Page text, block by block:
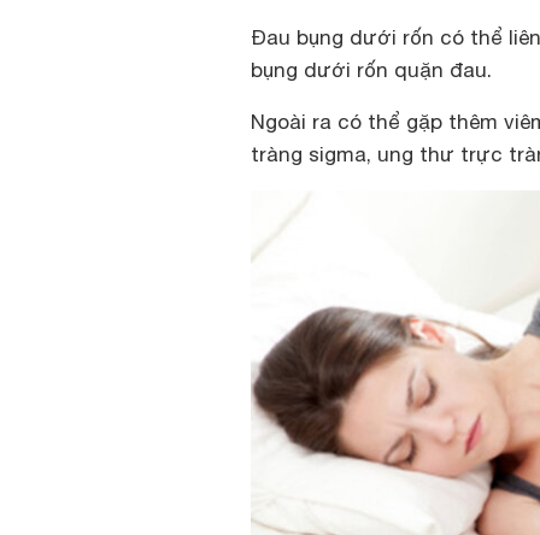
Đau bụng dưới rốn có thể
bụng dưới rốn quặn đau.
Ngoài ra có thể gặp thêm
tràng sigma, ung thư trực